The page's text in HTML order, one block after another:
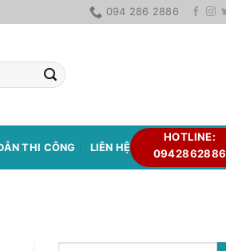
094 286 2886
THI CÔNG LIÊN HỆ
HOTLINE:
0942862886